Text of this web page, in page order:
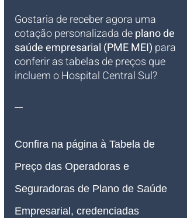
Gostaria de receber agora uma
cotação personalizada de plano de
saúde empresarial (PME MEI) para
conferir as tabelas de preços que
incluem o Hospital Central Sul?
__
Confira na página à Tabela de
Preço das Operadoras e
Seguradoras de Plano de Saúde
Empresarial , credenciadas